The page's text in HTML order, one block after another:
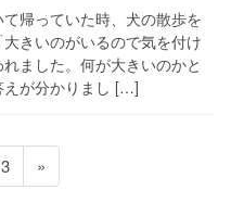
帰っていた時、犬の散歩を
きいのがいるので気を付け
ました。何が大きいのかと
えが分かりまし […]
ペ
ー
3 »